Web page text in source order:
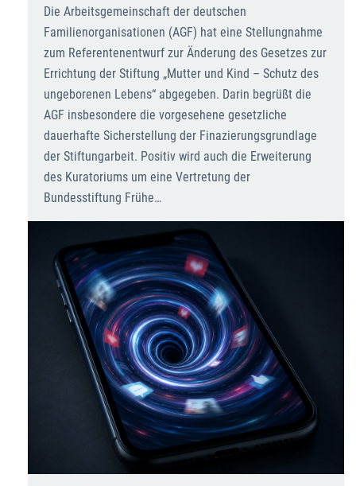
Die Arbeitsgemeinschaft der deutschen
Familienorganisationen (AGF) hat eine Stellungnahme
zum Referentenentwurf zur Änderung des Gesetzes zur
Errichtung der Stiftung „Mutter und Kind – Schutz des
ungeborenen Lebens“ abgegeben. Darin begrüßt die
AGF insbesondere die vorgesehene gesetzliche
dauerhafte Sicherstellung der Finazierungsgrundlage
der Stiftungarbeit. Positiv wird auch die Erweiterung
des Kuratoriums um eine Vertretung der
Bundesstiftung Frühe…